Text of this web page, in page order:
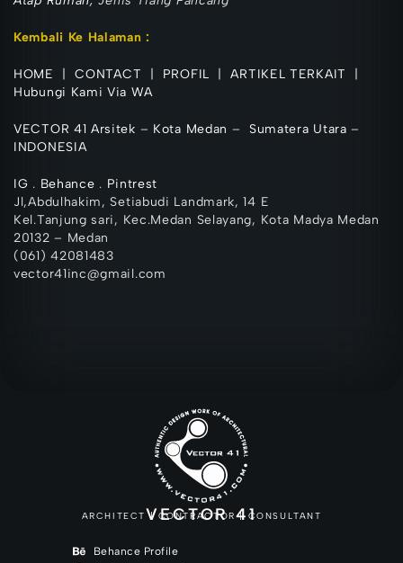
VECTOR 41
ARCHITECT | CONTRACTOR | CONSULTANT
Behance Profile
Kembali Ke Halaman :
HOME |CONTACT PROFIL |ARTIKEL TERKAIT
Hubungi Kami Via WA
VECTOR 41 Arsitek – Kota Medan – Sumatera Utara –
INDONESIA
IG . Behance . Pintrest
Jl,Abdulhakim, Setiabudi Landmark, 14 E
Kel.Tanjung sari, Kec.Medan Selayang, Kota Madya Medan
20132 – Medan
(061) 42081483
vector41inc@gmail.com